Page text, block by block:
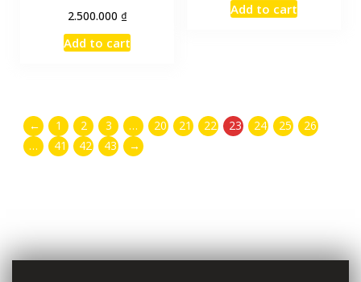
2.500.000 ₫
Add to cart
Add to cart
← 1 2 3 … 20 21 22 23 24 25
26
…
41 42 43 →